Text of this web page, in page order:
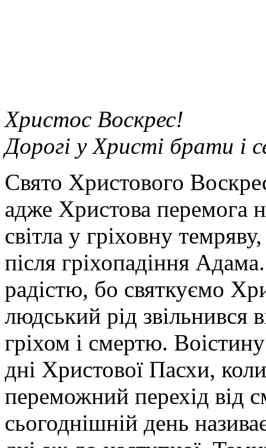
Христос Воскрес!
Дорогі у Христі брати і
Свято Христового
адже Христова перемога
світла у гріховну
після гріхопадіння
радістю, бо святкуємо
людський рід звільнився
гріхом і смертю.
дні Христової Пасхи,
переможний перехід від
сьогоднішній день